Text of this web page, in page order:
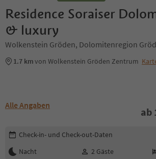
Residence Soraiser
& luxury
Wolkenstein Gröden, Dolomitenregion
1.7 kmvon Wolkenstein Gröden Zentrum
Alle Angaben
ab
Buchungsdetails bearbeiten
Check-in- und Check-out-Daten
Nacht
2 Gäste